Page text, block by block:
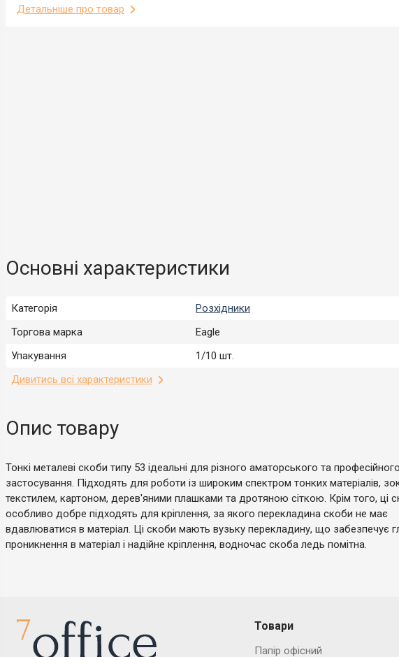
Детальніше про товар
Основні характеристики
Категорія
Розхідники
Торгова марка
Eagle
Упакування
1/10 шт.
Дивитись всі характеристики
Опис товару
Тонкі металеві скоби типу 53 ідеальні для різного аматорського та
застосування. Підходять для роботи із широким спектром тонких матеріалів,
текстилем, картоном, дерев'яними плашками та дротяною сіткою. Крім того, ці
особливо добре підходять для кріплення, за якого перекладина скоби не має
вдавлюватися в матеріал. Ці скоби мають вузьку перекладину, що забезпечує
проникнення в матеріал і надійне кріплення, водночас скоба ледь помітна.
Товари
Папір офісний